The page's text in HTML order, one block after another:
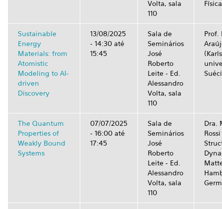
Volta, sala
110
Sustainable
Energy
Materials: from
Atomistic
Modeling to AI-
driven
Discovery
13/08/2025
- 14:30 até
15:45
Sala de
Seminários
José
Roberto
Leite - Ed.
Alessandro
Volta, sala
110
Prof.
The Quantum
Properties of
Weakly Bound
Systems
07/07/2025
- 16:00 até
17:45
Sala de
Seminários
José
Roberto
Leite - Ed.
Alessandro
Volta, sala
110
Dra.